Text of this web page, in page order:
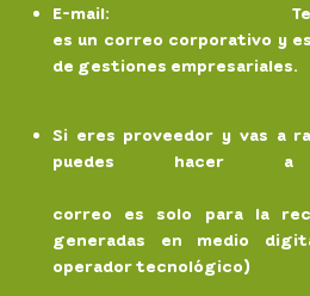
E-mail:
es un correo corporativo y
de gestiones empresariales.
Si eres proveedor y vas a
puedes hacer
correo es solo para la
generadas en medio
operador tecnológico)